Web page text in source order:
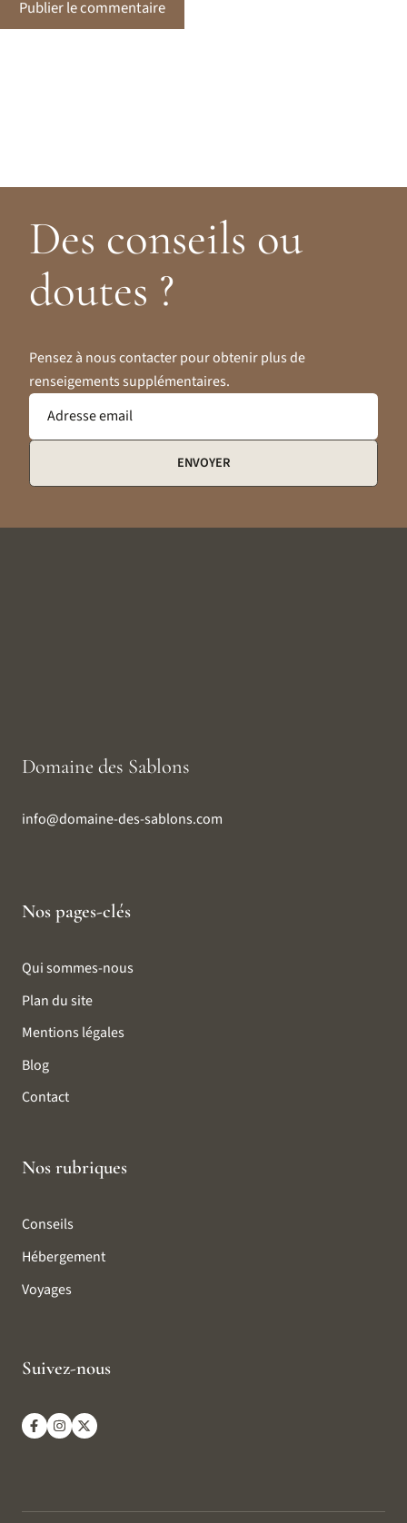
Des conseils ou
doutes ?
Pensez à nous contacter pour obtenir plus de
renseigements supplémentaires.
Adresse email
ENVOYER
Domaine des Sablons
info@domaine-des-sablons.com
Nos pages-clés
Qui sommes-nous
Plan du site
Mentions légales
Blog
Contact
Nos rubriques
Conseils
Hébergement
Voyages
Suivez-nous